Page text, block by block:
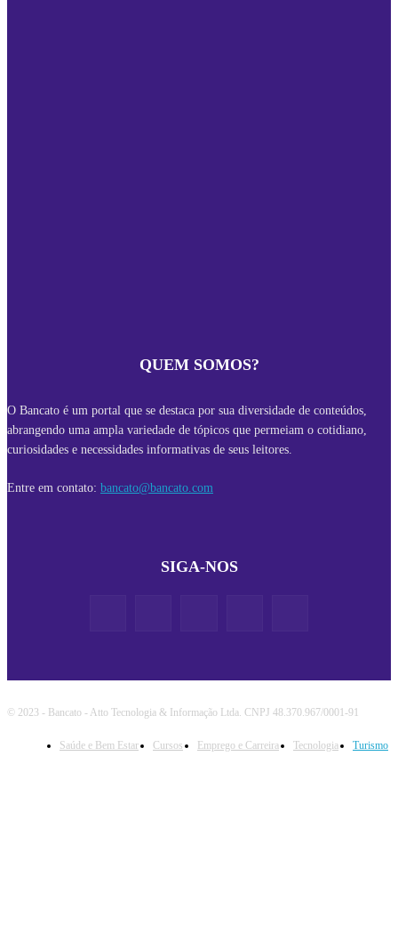
QUEM SOMOS?
O Bancato é um portal que se destaca por sua diversidade de conteúdos,
abrangendo uma ampla variedade de tópicos que permeiam o cotidiano,
curiosidades e necessidades informativas de seus leitores.
Entre em contato: bancato@bancato.com
SIGA-NOS
© 2023 - Bancato - Atto Tecnologia & Informação Ltda. CNPJ 48.370.967/0001-91
Saúde e Bem Estar Cursos Emprego e Carreira Tecnologia Turismo